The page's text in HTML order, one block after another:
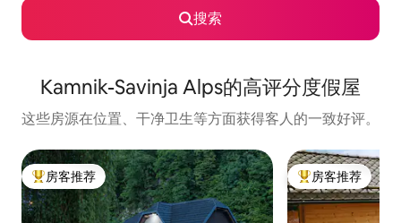
搜索
Kamnik-Savinja Alps的高评分度假屋
这些房源在位置、干净卫生等方面获得客人的一致好评。
热门「房客推荐」
房客推荐 热门「房客推荐」
房客推荐